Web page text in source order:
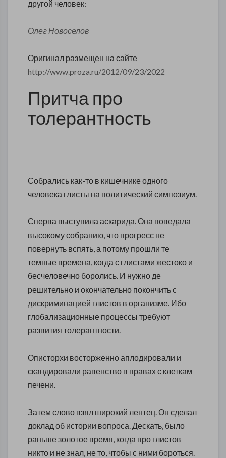
другой человек:
Олег Новоселов
Оригинал размещен на сайте
http://www.proza.ru/2012/09/23/2022
Притча про
толерантность
Собрались как-то в кишечнике одного
человека глисты на политический симпозиум.
Сперва выступила аскарида. Она поведала
высокому собранию, что прогресс не
повернуть вспять, а потому прошли те
темные времена, когда с глистами жестоко и
бесчеловечно боролись. И нужно де
решительно и окончательно покончить с
дискриминацией глистов в организме. Ибо
глобализационные процессы требуют
развития толерантности.
Описторхи восторженно аплодировали и
скандировали равенство в правах с клеткам
печени.
Затем слово взял широкий лентец. Он сделал
доклад об истории вопроса. Дескать, было
раньше золотое время, когда про глистов
никто и не знал, не то, чтобы с ними бороться.